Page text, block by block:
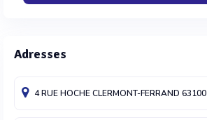
Adresses
4 RUE HOCHECLERMONT-FERRAND 63100